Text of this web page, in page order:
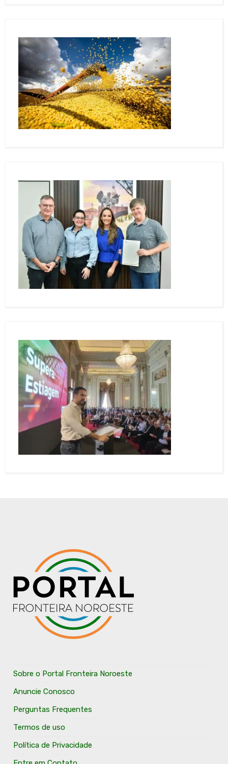
Sobre o Portal Fronteira Noroeste
Anuncie Conosco
Perguntas Frequentes
Termos de uso
Política de Privacidade